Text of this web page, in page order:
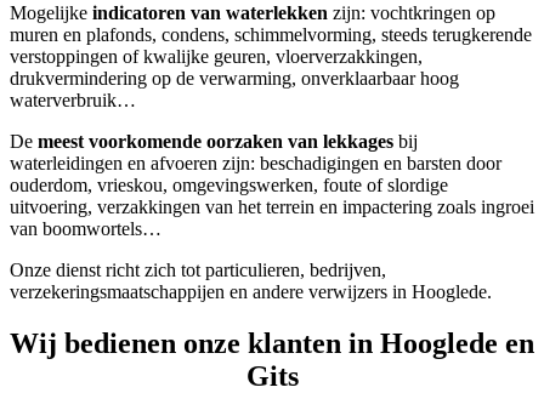
Mogelijke indicatoren van waterlekken zijn: vochtkringen op
muren en plafonds, condens, schimmelvorming, steeds terugkerende
verstoppingen of kwalijke geuren, vloerverzakkingen,
drukvermindering op de verwarming, onverklaarbaar hoog
waterverbruik…
De meest voorkomende oorzaken van lekkages bij
waterleidingen en afvoeren zijn: beschadigingen en barsten door
ouderdom, vrieskou, omgevingswerken, foute of slordige
uitvoering, verzakkingen van het terrein en impactering zoals ingroei
van boomwortels…
Onze dienst richt zich tot particulieren, bedrijven,
verzekeringsmaatschappijen en andere verwijzers in Hooglede.
Wij bedienen onze klanten in Hooglede en
Gits